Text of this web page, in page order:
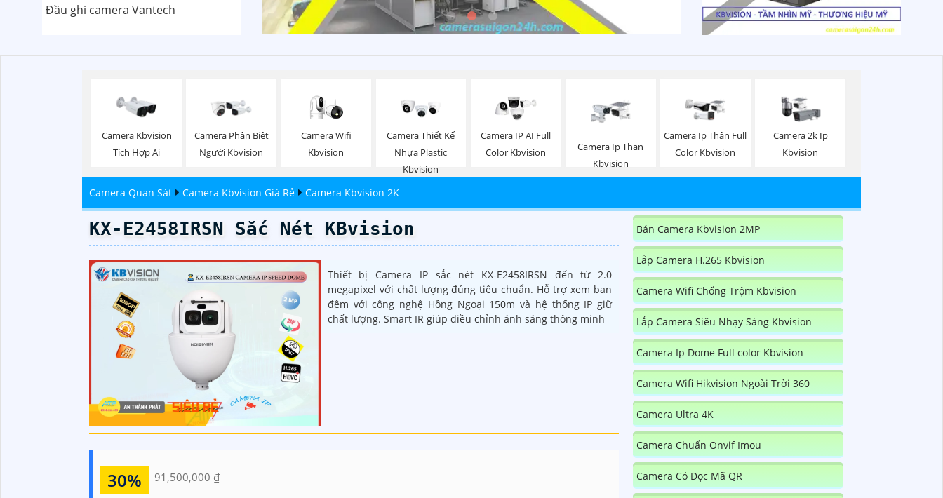
Đầu ghi camera Vantech
Camera Kbvision
Tích Hợp Ai
Camera Phân Biệt
Người Kbvision
Camera Wifi
Kbvision
Camera Thiết Kế
Nhựa Plastic
Kbvision
Camera IP AI Full
Color Kbvision
Camera Ip Than
Kbvision
Camera Ip Thân Full
Color Kbvision
Camera 2k Ip
Kbvision
Camera Quan Sát Camera Kbvision Giá Rẻ Camera Kbvision 2K
KX-E2458IRSN Sắc Nét KBvision
Thiết bị Camera IP sắc nét KX-E2458IRSN đến từ 2.0
megapixel với chất lượng đúng tiêu chuẩn. Hỗ trợ xem ban
đêm với công nghệ Hồng Ngoại 150m và hệ thống IP giữ
chất lượng. Smart IR giúp điều chỉnh ánh sáng thông minh
30% 91,500,000 ₫
Bán Camera Kbvision 2MP
Lắp Camera H.265 Kbvision
Camera Wifi Chống Trộm Kbvision
Lắp Camera Siêu Nhạy Sáng Kbvision
Camera Ip Dome Full color Kbvision
Camera Wifi Hikvision Ngoài Trời 360
Camera Ultra 4K
Camera Chuẩn Onvif Imou
Camera Có Đọc Mã QR